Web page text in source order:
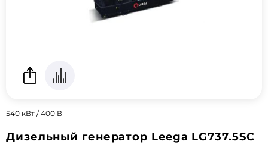
540 кВт / 400 В
Дизельный генератор Leega LG737.5SC